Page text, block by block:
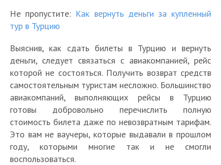
Не пропустите: Как вернуть деньги за купленный
тур в Турцию
Выяснив, как сдать билеты в Турцию и вернуть
деньги, следует связаться с авиакомпанией, рейс
которой не состояться. Получить возврат средств
самостоятельным туристам несложно. Большинство
авиакомпаний, выполняющих рейсы в Турцию
готовы добровольно перечислить полную
стоимость билета даже по невозвратным тарифам.
Это вам не ваучеры, которые выдавали в прошлом
году, которыми многие так и не смогли
воспользоваться.